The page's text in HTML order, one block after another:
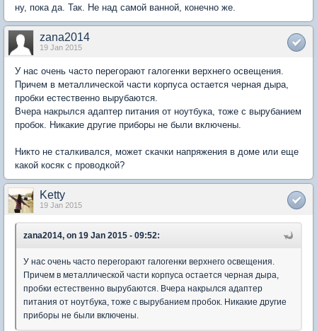
ну, пока да. Так. Не над самой ванной, конечно же.
zana2014
19 Jan 2015
У нас очень часто перегорают галогенки верхнего освещения.
Причем в металлической части корпуса остается черная дыра,
пробки естественно вырубаются.
Вчера накрылся адаптер питания от ноутбука, тоже с вырубанием
пробок. Никакие другие приборы не были включены.
Никто не сталкивался, может скачки напряжения в доме или еще
какой косяк с проводкой?
Ketty
19 Jan 2015
zana2014, on 19 Jan 2015 - 09:52:
У нас очень часто перегорают галогенки верхнего освещения.
Причем в металлической части корпуса остается черная дыра,
пробки естественно вырубаются. Вчера накрылся адаптер
питания от ноутбука, тоже с вырубанием пробок. Никакие другие
приборы не были включены.